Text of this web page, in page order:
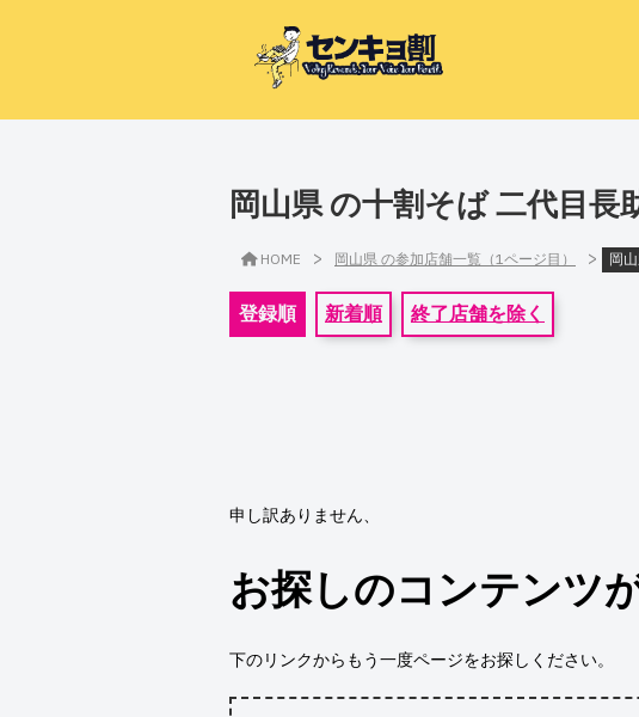
岡山県 の十割そば 二代目
HOME > 岡山県 の参加店舗一覧（1ページ目） > 岡
登録順 新着順 終了店舗を除く
申し訳ありません、
お探しのコンテンツ
下のリンクからもう一度ページをお探しください。